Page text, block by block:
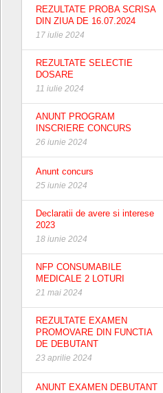
REZULTATE PROBA SCRISA
DIN ZIUA DE 16.07.2024
17 iulie 2024
REZULTATE SELECTIE
DOSARE
11 iulie 2024
ANUNT PROGRAM
INSCRIERE CONCURS
26 iunie 2024
Anunt concurs
25 iunie 2024
Declaratii de avere si interese
2023
18 iunie 2024
NFP CONSUMABILE
MEDICALE 2 LOTURI
21 mai 2024
REZULTATE EXAMEN
PROMOVARE DIN FUNCTIA
DE DEBUTANT
23 aprilie 2024
ANUNT EXAMEN DEBUTANT